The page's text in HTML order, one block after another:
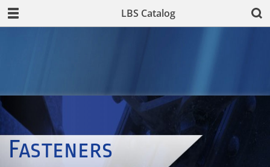
LBS Catalog